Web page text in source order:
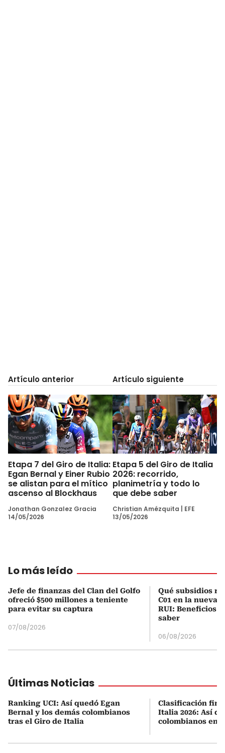
Artículo anterior
Etapa 7 del Giro de Italia:
Egan Bernal y Einer Rubio
se alistan para el mítico
ascenso al Blockhaus
Jonathan Gonzalez Gracia
14/05/2026
Artículo siguiente
Etapa 5 del Giro de Italia
2026: recorrido,
planimetría y todo lo
que debe saber
Christian Amézquita
EFE
13/05/2026
Lo más leído
Jefe de finanzas del Clan del Golfo
ofreció $500 millones a teniente
para evitar su captura
07/08/2026
Qué subsidios
C01 en la nueva
RUI: Beneficios
saber
06/08/2026
Últimas Noticias
Ranking UCI: Así quedó Egan
Bernal y los demás colombianos
tras el Giro de Italia
Clasificación
Italia 2026: Así
colombianos en